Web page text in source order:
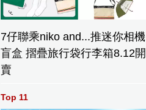
7仔聯乘niko and...推迷你相機
盲盒 摺疊旅行袋行李箱8.12開
賣
Top 11